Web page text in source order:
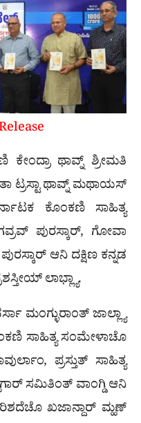
ಕೇಂದ್ರಾ ಥಾವ್ನ್ ಶ್ರೀಮತಿ
ಟ್ರಸ್ಟಾ ಥಾವ್ನ್ ಮಥಾಯಸ್
ಕೊಂಕಣಿ ಸಾಹಿತ್ಯ
ಪುರಸ್ಕಾರ್, ಗೋವಾ
ಆನಿ ದಕ್ಷಿಣ ಕನ್ನಡ
ಲಾಭ್ಲ್ಯಾ.
ಮಂಗ್ಳುರಾಂತ್ ಜಾಲ್ಲ್ಯಾ
ಸಾಹಿತ್ಯ ಸಂಮೇಳಾಚೊ
ಪ್ರಸ್ತುತ್ ಸಾಹಿತ್ಯ
ಸಮಿತಿಂತ್ ವಾಂಗ್ಡಿ ಆನಿ
ಖಜಾನ್ದಾರ್ ಮ್ಹಣ್